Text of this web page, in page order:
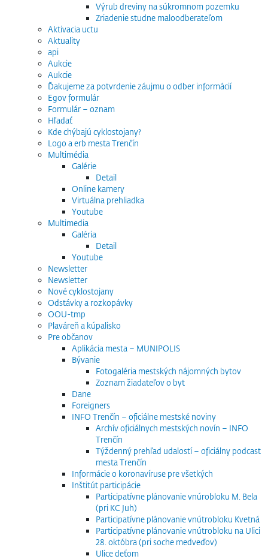
Výrub dreviny na súkromnom pozemku
Zriadenie studne maloodberateľom
Aktivacia uctu
Aktuality
api
Aukcie
Aukcie
Ďakujeme za potvrdenie záujmu o odber informácií
Egov formulár
Formulár – oznam
Hľadať
Kde chýbajú cyklostojany?
Logo a erb mesta Trenčín
Multimédia
Galérie
Detail
Online kamery
Virtuálna prehliadka
Youtube
Multimedia
Galéria
Detail
Youtube
Newsletter
Newsletter
Nové cyklostojany
Odstávky a rozkopávky
OOU-tmp
Plaváreň a kúpalisko
Pre občanov
Aplikácia mesta – MUNIPOLIS
Bývanie
Fotogaléria mestských nájomných bytov
Zoznam žiadateľov o byt
Dane
Foreigners
INFO Trenčín – oficiálne mestské noviny
Archív oficiálnych mestských novín – INFO
Trenčín
Týždenný prehľad udalostí – oficiálny podcast
mesta Trenčín
Informácie o koronavíruse pre všetkých
Inštitút participácie
Participatívne plánovanie vnúrobloku M. Bela
(pri KC Juh)
Participatívne plánovanie vnútrobloku Kvetná
Participatívne plánovanie vnútrobloku na Ulici
28. októbra (pri soche medveďov)
Ulice deťom